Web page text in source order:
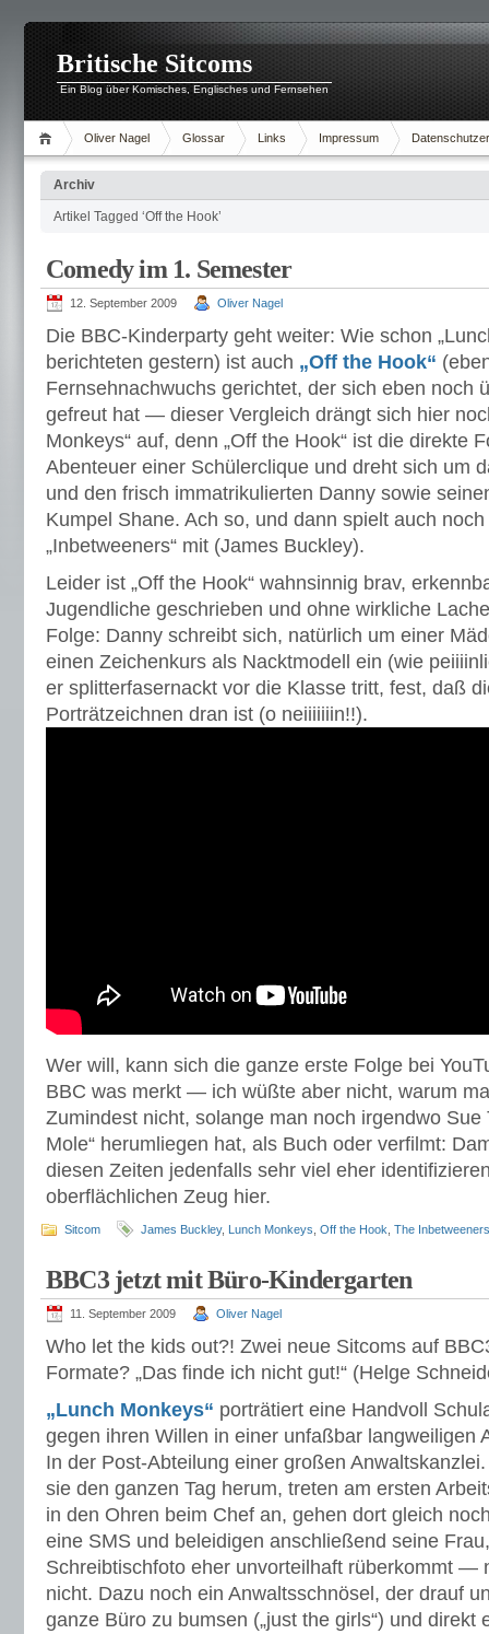
Britische Sitcoms
Ein Blog über Komisches, Englisches und Fernsehen
Oliver Nagel Glossar Links Impressum
Archiv
Artikel Tagged ‘Off the Hook’
Comedy im 1. Semester
12. September 2009 Oliver Nagel
Die BBC-Kinderparty geht weiter: Wie schon
berichteten gestern) ist auch „Off the Hook“
Fernsehnachwuchs gerichtet, der sich eben noch
gefreut hat — dieser Vergleich drängt sich hier
Monkeys“ auf, denn „Off the Hook“ ist die direkte
Abenteuer einer Schülerclique und dreht sich um
und den frisch immatrikulierten Danny sowie
Kumpel Shane. Ach so, und dann spielt auch
„Inbetweeners“ mit (James Buckley).
Leider ist „Off the Hook“ wahnsinnig brav,
Jugendliche geschrieben und ohne wirkliche
Folge: Danny schreibt sich, natürlich um einer
einen Zeichenkurs als Nacktmodell ein (wie
er splitterfasernackt vor die Klasse tritt, fest, daß
Porträtzeichnen dran ist (o neiiiiiiin!!).
Wer will, kann sich die ganze erste Folge bei
BBC was merkt — ich wüßte aber nicht, warum
Zumindest nicht, solange man noch irgendwo Sue
Mole“ herumliegen hat, als Buch oder verfilmt:
diesen Zeiten jedenfalls sehr viel eher
oberflächlichen Zeug hier.
Sitcom James Buckley, Lunch Monkeys Off the Hook The Inbetweeners
BBC3 jetzt mit Büro-Kindergarten
11. September 2009 Oliver Nagel
Who let the kids out?! Zwei neue Sitcoms auf
Formate? „Das finde ich nicht gut!“ (Helge
„Lunch Monkeys“ porträtiert eine Handvoll
gegen ihren Willen in einer unfaßbar langweiligen
In der Post-Abteilung einer großen
sie den ganzen Tag herum, treten am ersten
in den Ohren beim Chef an, gehen dort gleich
eine SMS und beleidigen anschließend seine
Schreibtischfoto eher unvorteilhaft rüberkommt —
nicht. Dazu noch ein Anwaltsschnösel, der drauf
ganze Büro zu bumsen („just the girls“) und direkt